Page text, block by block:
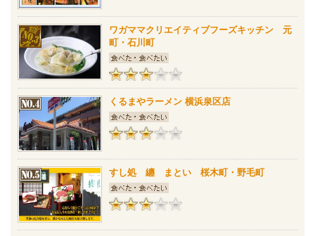
ワガママクリエイティブフーズキッチン 元
町・石川町
くるまやラーメン 横浜泉区店
すし処 纏 まとい 桜木町・野毛町